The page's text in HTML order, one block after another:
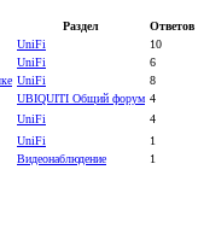
Раздел Ответов
UniFi 10
UniFi 6
UniFi 8
UBIQUITI Общий форум 4
UniFi 4
UniFi 1
Видеонаблюдение 1